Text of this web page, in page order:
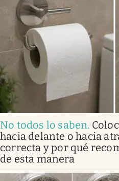
No todos lo saben.
hacia delante o hacia
correcta y por qué
de esta manera